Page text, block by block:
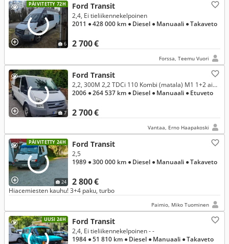
PÄIVITETTY 72H
6
Ford Transit
2 700 €
2,4, Ei tieliikennekelpoinen
2011 ● 428 000 km ● Diesel ● Manuaali ● Takaveto
Forssa, Teemu Vuori
7
Ford Transit
2 700 €
2,2, 300M 2,2 TDCi 110 Kombi (matala) M1 1+2 aihio
2006 ● 264 537 km ● Diesel ● Manuaali ● Etuveto
Vantaa, Erno Haapakoski
PÄIVITETTY 24H
24
Ford Transit
2 800 €
2,5
1989 ● 300 000 km ● Diesel ● Manuaali ● Takaveto
Hiacemiesten kauhu! 3+4 paku, turbo
Paimio, Miko Tuominen
UUSI 24H Ford Transit
2,4, Ei tieliikennekelpoinen - -
1984 ● 51 810 km ● Diesel ● Manuaali ● Takaveto